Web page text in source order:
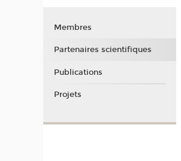
Membres
Partenaires scientifiques
Publications
Projets